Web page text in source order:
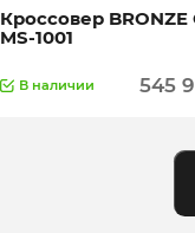
Кроссовер BRONZE
MS-1001
В наличии 545